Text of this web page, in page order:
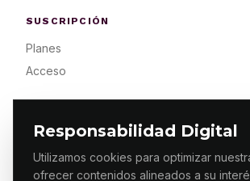
Responsabilidad Digital
Utilizamos cookies para optimizar
ofrecer contenidos alineados a su
SUSCRIPCIÓN
Planes
Acceso
© 2026 ES PRIMERA MX. ALGUNOS